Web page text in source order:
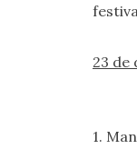
23 de
1.